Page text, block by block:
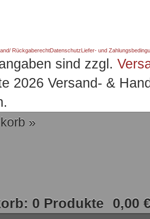
RückgaberechtDatenschutzLiefer- und
sind zzgl.
2026 Versand- &
»
0 Produkte 0,00